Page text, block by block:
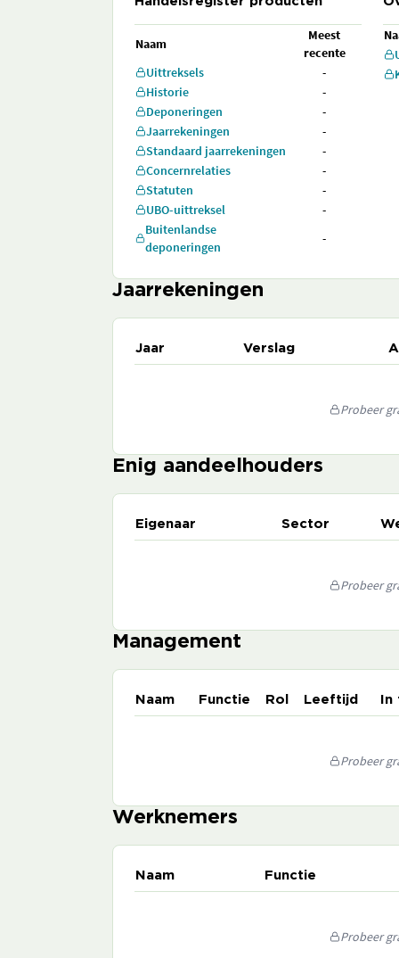
Naam
Meest
recente
Uittreksels
-
Historie
-
Deponeringen
-
Jaarrekeningen
-
Standaard jaarrekeningen
-
Concernrelaties
-
Statuten
-
UBO-uittreksel
-
Buitenlandse
deponeringen
-
Jaarrekeningen
Jaar Verslag
Probeer
Enig aandeelhouders
Eigenaar Sector
Probeer
Management
Naam Functie Rol Leeftijd
Probeer
Werknemers
Naam Functie
Probeer